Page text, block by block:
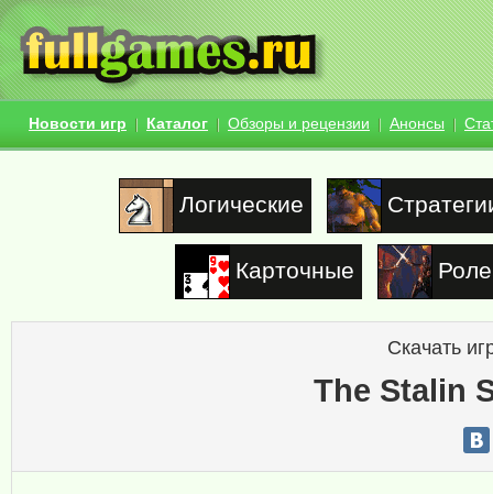
Новости игр Каталог Обзоры и рецензии Анонсы
Логические
Карточные
Скачать
The Stalin